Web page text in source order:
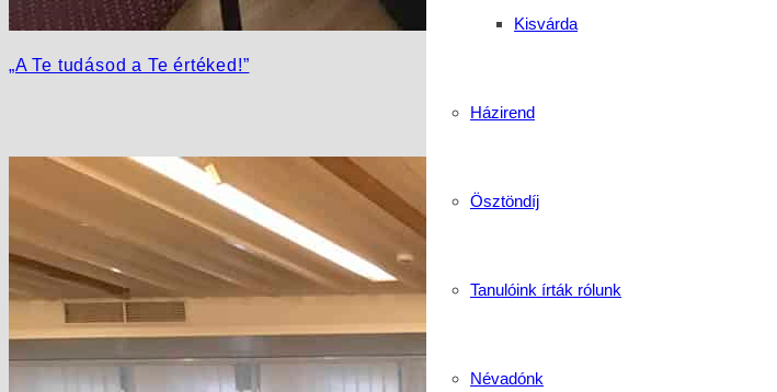
Kisvárda
Házirend
Ösztöndíj
Tanulóink írták rólunk
Névadónk
„A Te tudásod a Te értéked!”